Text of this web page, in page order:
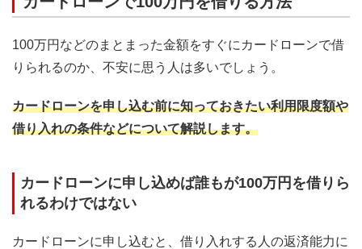
100万円などのまとまった金額をすぐにカードローンで借
りられるのか、不安に思う人は多いでしょう。
カードローンを申し込む前に知っておきたい利用限度額や
借り入れの条件などについて解説します。
カードローンに申し込めば誰もが100万円を借りら
れるわけではない
カードローンに申し込むと、借り入れする人の返済能力に